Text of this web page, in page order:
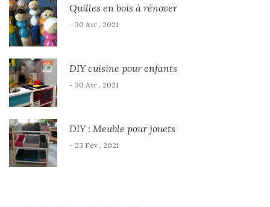
Quilles en bois à rénover
- 30 Avr , 2021
DIY cuisine pour enfants
- 30 Avr , 2021
DIY : Meuble pour jouets
- 23 Fév , 2021